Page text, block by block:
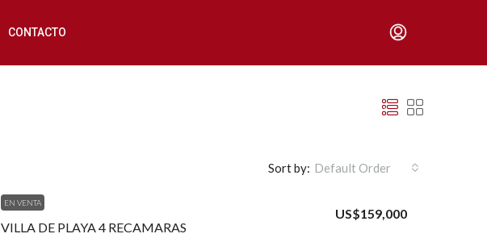
CONTACTO
Sort by: Default Order
EN VENTA
VILLA DE PLAYA 4 RECAMARAS
US$159,000